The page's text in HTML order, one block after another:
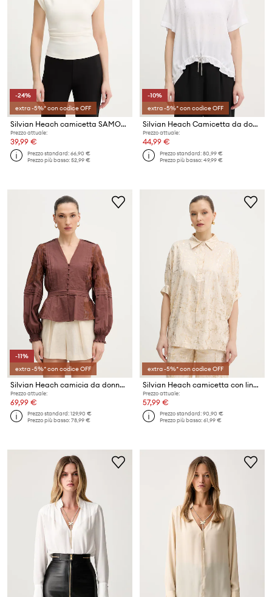
-24%
extra -5%* con codice OFF
Silvian Heach camicetta SAMOLDI
Prezzo attuale:
39,99 €
Prezzo standard:66,90 €
Prezzo più basso:52,99 €
-10%
extra -5%* con codice OFF
Silvian Heach Camicetta da donna in viscosa TIBBIG
Prezzo attuale:
44,99 €
Prezzo standard:80,99 €
Prezzo più basso:49,99 €
-11%
extra -5%* con codice OFF
Silvian Heach camicia da donna in cotone AGRIN
Prezzo attuale:
69,99 €
Prezzo standard:129,90 €
Prezzo più basso:78,99 €
extra -5%* con codice OFF
Silvian Heach camicetta con lino SILIA
Prezzo attuale:
57,99 €
Prezzo standard:90,90 €
Prezzo più basso:61,99 €